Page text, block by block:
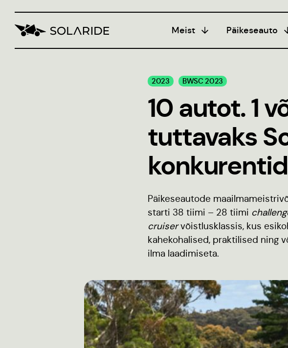
Meist
Blogi
Inseneeria
Stiilijuhend
Päikeseauto
Hooaeg II
22/23
Hooaeg III
24/25
2023 BWSC 2023
10 autot. 1
tuttavaks
Päikeseautode
starti 38 tiimi – 28 tiimi
cruiservõistlusklassis, kus
kahekohalised, praktilised ning
ilma laadimiseta.